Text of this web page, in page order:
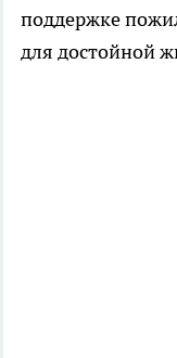
поддержке
для достойной